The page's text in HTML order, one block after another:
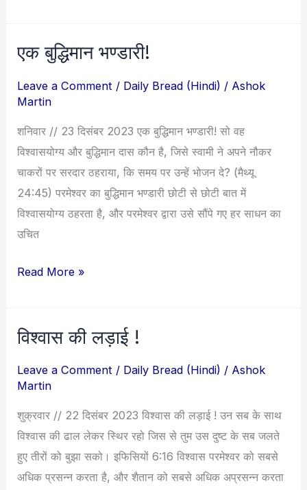
एक बुद्धिमान भण्डारी!
Leave a Comment / Daily Bread (Hindi) / Ashok
Martin
शनिवार // 23 दिसंबर 2023 एक बुद्धिमान भण्डारी! सो वह
विश्वासयोग्य और बुद्धिमान दास कौन है, जिसे स्वामी ने अपने नौकर
चाकरों पर सरदार ठहराया, कि समय पर उन्हें भोजन दे? (मैथ्यू
24:45) परमेश्वर का बुद्धिमान भण्डारी छोटी से छोटी बात में
विश्वासयोग्य ठहरता है, और परमेश्वर द्वारा उसे सौंपे गए हर साधन का
उचित
एक
भण्डारी!
Read More »
विश्वास की लड़ाई !
Leave a Comment / Daily Bread (Hindi) / Ashok
Martin
शुक्रवार // 22 दिसंबर 2023 विश्वास की लड़ाई ! उन सब के साथ
विश्वास की ढाल लेकर स्थिर रहो जिस से तुम उस दुष्ट के सब जलते
हुए तीरों को बुझा सको। इफिसियों 6:16 विश्वास परमेश्वर को सबसे
अधिक प्रसन्न करता है, और शैतान को सबसे अधिक अप्रसन्न करता
विश्वास
लड़ाई